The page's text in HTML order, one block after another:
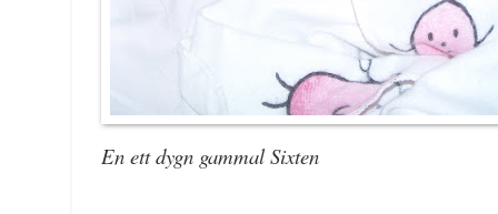
En ett dygn gammal Sixten